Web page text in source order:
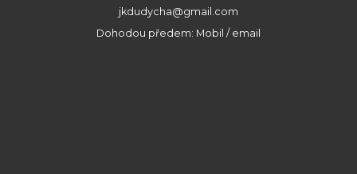
jkdudycha@gmail.com
Dohodou předem: Mobil / email